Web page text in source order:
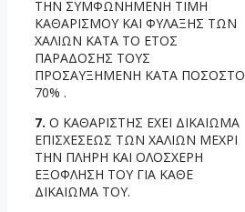
ΤΗΝ ΣΥΜΦΩΝΗΜΕΝΗ ΤΙΜΗ
ΚΑΘΑΡΙΣΜΟΥ ΚΑΙ ΦΥΛΑΞΗΣ ΤΩΝ
ΧΑΛΙΩΝ ΚΑΤΑ ΤΟ ΕΤΟΣ
ΠΑΡΑΔΟΣΗΣ ΤΟΥΣ
ΠΡΟΣΑΥΞΗΜΕΝΗ ΚΑΤΑ ΠΟΣΟΣΤΟ
70% .
7. Ο ΚΑΘΑΡΙΣΤΗΣ ΕΧΕΙ ΔΙΚΑΙΩΜΑ
ΕΠΙΣΧΕΣΕΩΣ ΤΩΝ ΧΑΛΙΩΝ ΜΕΧΡΙ
ΤΗΝ ΠΛΗΡΗ ΚΑΙ ΟΛΟΣΧΕΡΗ
ΕΞΟΦΛΗΣΗ ΤΟΥ ΓΙΑ ΚΑΘΕ
ΔΙΚΑΙΩΜΑ ΤΟΥ.